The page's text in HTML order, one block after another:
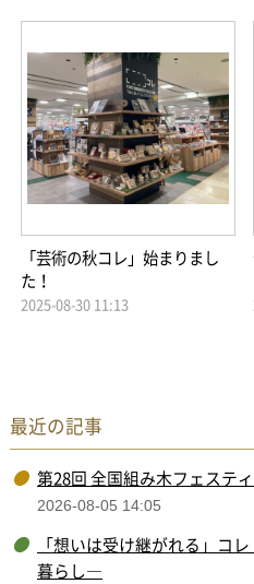
「芸術の秋コレ」始まりまし
た！
2025-08-30 11:13
最近の記事
第28回 全国組み木フェステ
2026-08-05 14:05
「想いは受け継がれる」コ
暮らし―